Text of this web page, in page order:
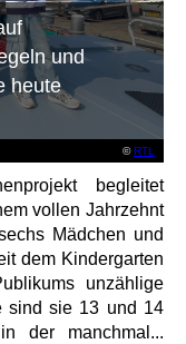
©RTL
und
heute
begleitet
vollen Jahrzehnt
Mädchen und
dem Kindergarten
unzählige
sind sie 13 und 14
der manchmal...